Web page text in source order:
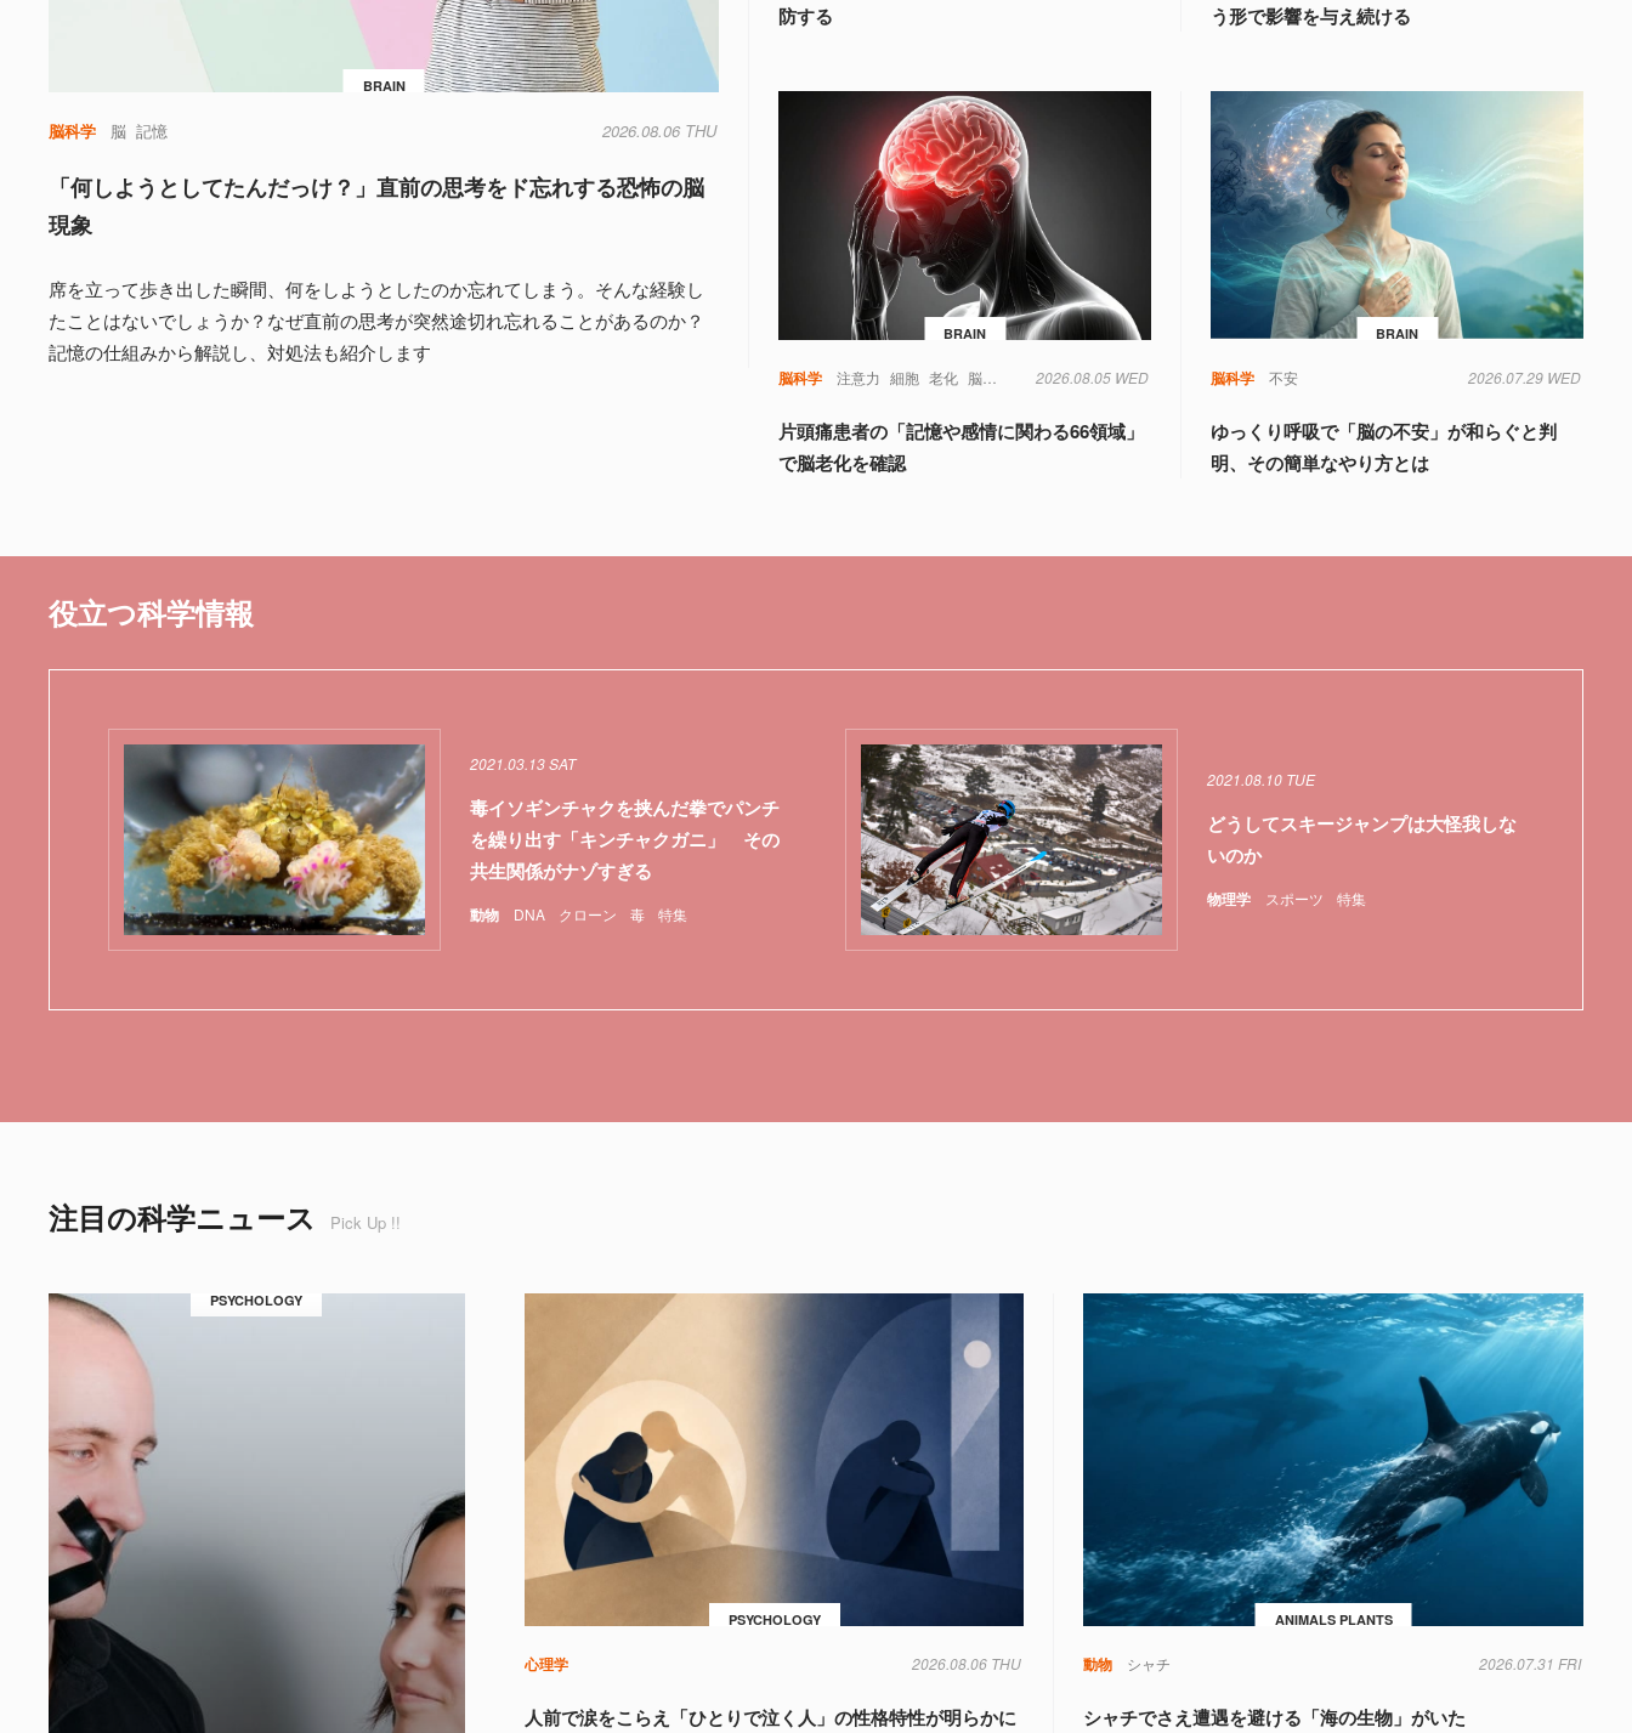
BRAIN
脳科学 脳 記憶 2026.08.06 THU
「何しようとしてたんだっけ？」直前の思考をド忘れする恐怖の脳
現象
席を立って歩き出した瞬間、何をしようとしたのか忘れてしまう。そんな経験し
たことはないでしょうか？なぜ直前の思考が突然途切れ忘れることがあるのか？
記憶の仕組みから解説し、対処法も紹介します
防する
う形で影響を与え続ける
BRAIN
脳科学 注意力 細胞 老化 脳 記憶 認知
2026.08.05 WED
片頭痛患者の「記憶や感情に関わる66領域」
で脳老化を確認
BRAIN
脳科学 不安 2026.07.29 WED
ゆっくり呼吸で「脳の不安」が和らぐと判
明、その簡単なやり方とは
役立つ科学情報
動物 DNA クローン 毒 特集
2021.03.13 SAT
毒イソギンチャクを挟んだ拳でパンチ
を繰り出す「キンチャクガニ」 その
共生関係がナゾすぎる
物理学 スポーツ 特集
2021.08.10 TUE
どうしてスキージャンプは大怪我しな
いのか
注目の科学ニュース Pick Up !!
PSYCHOLOGY
PSYCHOLOGY
心理学 2026.08.06 THU
人前で涙をこらえ「ひとりで泣く人」の性格特性が明らかに
ANIMALS PLANTS
動物 シャチ 2026.07.31 FRI
シャチでさえ遭遇を避ける「海の生物」がいた